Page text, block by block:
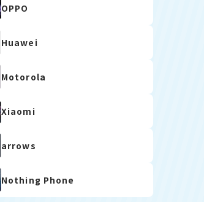
OPPO
Huawei
Motorola
Xiaomi
arrows
Nothing Phone